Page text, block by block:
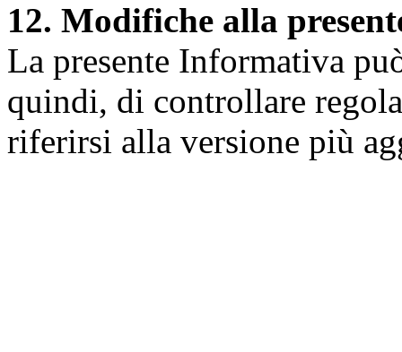
12. Modifiche alla
La presente Informativa
quindi, di controllare
riferirsi alla versione più